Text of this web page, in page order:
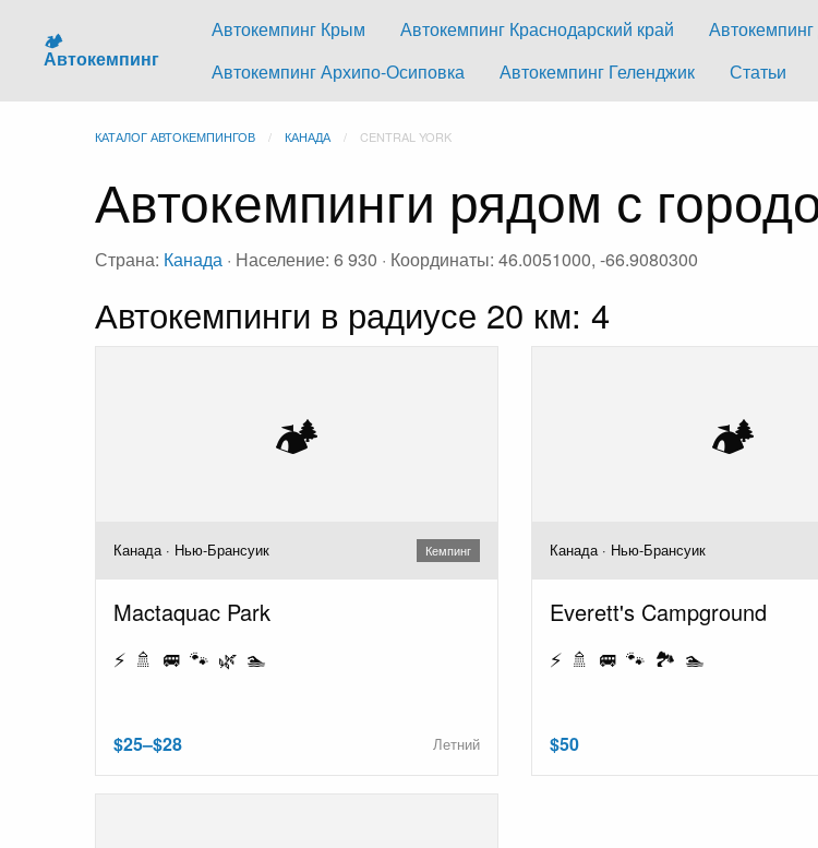
🏕️
Автокемпинг
Автокемпинг Крым Автокемпинг Краснодарский край Автокемпинг
Автокемпинг Архипо-Осиповка
Автокемпинг Геленджик Статьи
КАТАЛОГ АВТОКЕМПИНГОВ КАНАДА CENTRAL YORK
Автокемпинги рядом с
Страна: Канада · Население: 6 930 · Координаты: 46.0051000, -66.9080300
Автокемпинги в радиусе 20 км: 4
🏕️
Канада · Нью-Брансуик Кемпинг
Mactaquac Park
⚡ 🚿 🚐 🐾 🌿 🏊
$25–$28 Летний
🏕️
Канада · Нью-Брансуик
Everett's Campground
⚡ 🚿 🚐 🐾 🏞️ 🏊
$50